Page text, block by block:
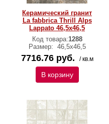
Керамический гранит
La fabbrica Thrill Alps
Lappato 46,5х46,5
Код товара:1288
Размер: 46,5х46,5
7716.76 руб. / кв.м
В корзину